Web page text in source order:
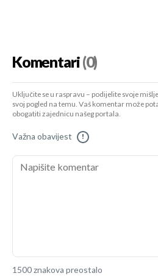
Komentari(0)
Uključite se u raspravu – podijelite svoje
svoj pogled na temu. Vaš komentar može
obogatiti zajednicu našeg portala.
Važna obavijest !
1500 znakova preostalo